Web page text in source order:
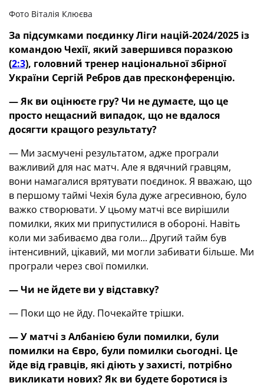
Фото Віталія Клюєва
За підсумками поєдинку Ліги націй-2024/2025 із
командою Чехії, який завершився поразкою
(2:3), головний тренер національної збірної
України Сергій Ребров дав пресконференцію.
— Як ви оцінюєте гру? Чи не думаєте, що це
просто нещасний випадок, що не вдалося
досягти кращого результату?
— Ми засмучені результатом, адже програли
важливий для нас матч. Але я вдячний гравцям,
вони намагалися врятувати поєдинок. Я вважаю, що
в першому таймі Чехія була дуже агресивною, було
важко створювати. У цьому матчі все вирішили
помилки, яких ми припустилися в обороні. Навіть
коли ми забиваємо два голи... Другий тайм був
інтенсивний, цікавий, ми могли забивати більше. Ми
програли через свої помилки.
— Чи не йдете ви у відставку?
— Поки що не йду. Почекайте трішки.
— У матчі з Албанією були помилки, були
помилки на Євро, були помилки сьогодні. Це
йде від гравців, які діють у захисті, потрібно
викликати нових? Як ви будете боротися із